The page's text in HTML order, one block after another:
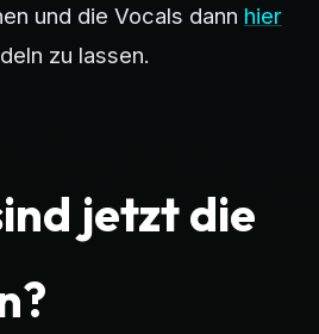
und die Vocals dann hier
zu lassen.
jetzt die